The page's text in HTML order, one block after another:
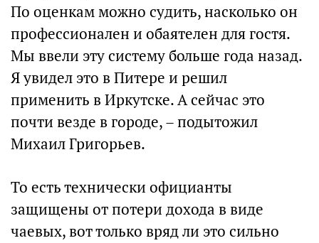
По оценкам можно судить, насколько он
профессионален и обаятелен для гостя.
Мы ввели эту систему больше года назад.
Я увидел это в Питере и решил
применить в Иркутске. А сейчас это
почти везде в городе, – подытожил
Михаил Григорьев.
То есть технически официанты
защищены от потери дохода в виде
чаевых, вот только вряд ли это сильно